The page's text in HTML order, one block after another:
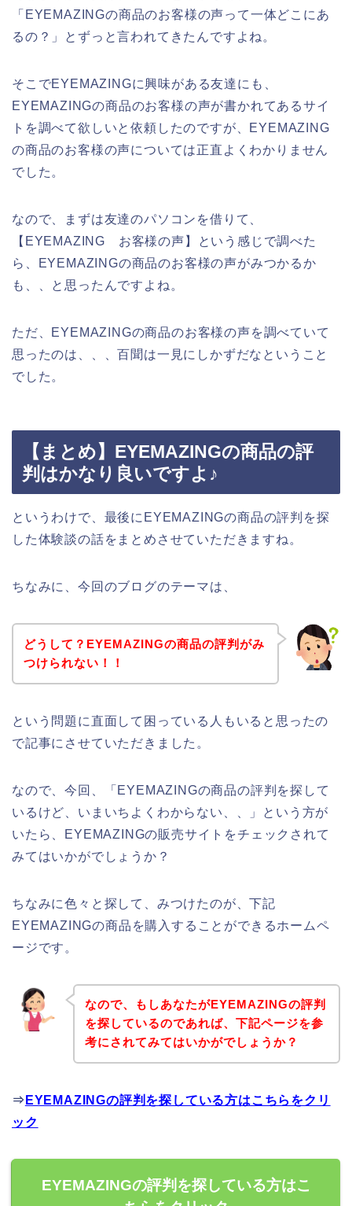
「EYEMAZINGの商品のお客様の声って一体どこにあ
るの？」とずっと言われてきたんですよね。
そこでEYEMAZINGに興味がある友達にも、
EYEMAZINGの商品のお客様の声が書かれてあるサイ
トを調べて欲しいと依頼したのですが、EYEMAZING
の商品のお客様の声については正直よくわかりません
でした。
なので、まずは友達のパソコンを借りて、
【EYEMAZING お客様の声】という感じで調べた
ら、EYEMAZINGの商品のお客様の声がみつかるか
も、、と思ったんですよね。
ただ、EYEMAZINGの商品のお客様の声を調べていて
思ったのは、、、百聞は一見にしかずだなということ
でした。
【まとめ】EYEMAZINGの商品の評
判はかなり良いですよ♪
というわけで、最後にEYEMAZINGの商品の評判を探
した体験談の話をまとめさせていただきますね。
ちなみに、今回のブログのテーマは、
どうして？EYEMAZINGの商品の評判がみ
つけられない！！
という問題に直面して困っている人もいると思ったの
で記事にさせていただきました。
なので、今回、「EYEMAZINGの商品の評判を探して
いるけど、いまいちよくわからない、、」という方が
いたら、EYEMAZINGの販売サイトをチェックされて
みてはいかがでしょうか？
ちなみに色々と探して、みつけたのが、下記
EYEMAZINGの商品を購入することができるホームペ
ージです。
なので、もしあなたがEYEMAZINGの評判
を探しているのであれば、下記ページを参
考にされてみてはいかがでしょうか？
⇒ EYEMAZINGの評判を探している方はこちらをクリ
ック
EYEMAZINGの評判を探している方はこ